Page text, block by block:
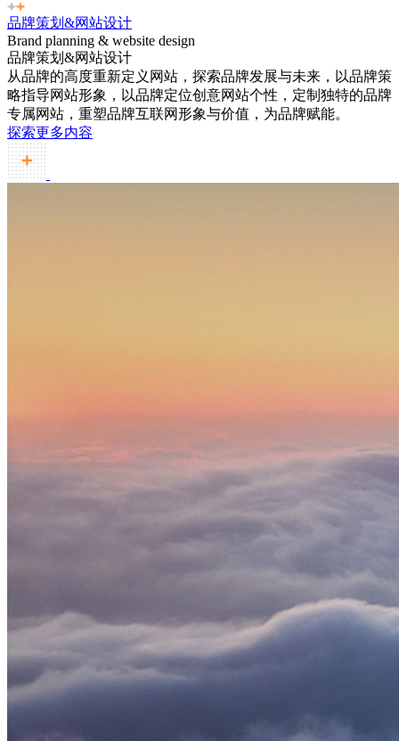
品牌策划&网站设计
Brand planning & website design
品牌策划&网站设计
从品牌的高度重新定义网站，探索品牌发展与未来，以品牌策
略指导网站形象，以品牌定位创意网站个性，定制独特的品牌
专属网站，重塑品牌互联网形象与价值，为品牌赋能。
探索更多内容